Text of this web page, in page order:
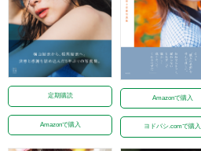
定期購読
Amazonで購入
Amazonで購入
ヨドバシ.comで購入